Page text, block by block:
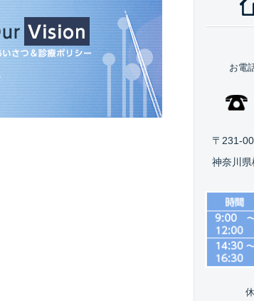
お電
〒231-
神奈川